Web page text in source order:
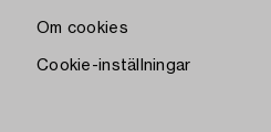
Om cookies
Cookie-inställningar